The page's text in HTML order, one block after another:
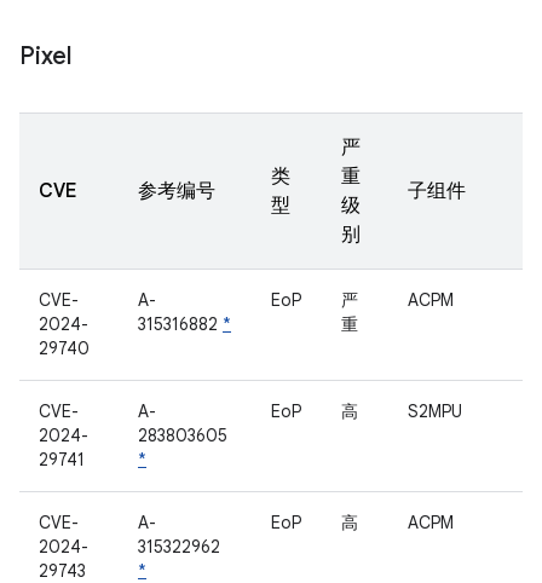
Pixel
CVE 参考编号
类
型
严
重
级
别
子组件
CVE-
2024-
29740
A-
315316882 *
EoP
严
重
ACPM
CVE-
2024-
29741
A-
283803605
*
EoP 高 S2MPU
CVE-
2024-
29743
A-
315322962
*
EoP 高 ACPM